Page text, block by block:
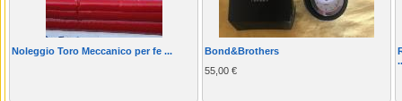
Noleggio Toro Meccanico per fe ...
Bond&Brothers
55,00 €